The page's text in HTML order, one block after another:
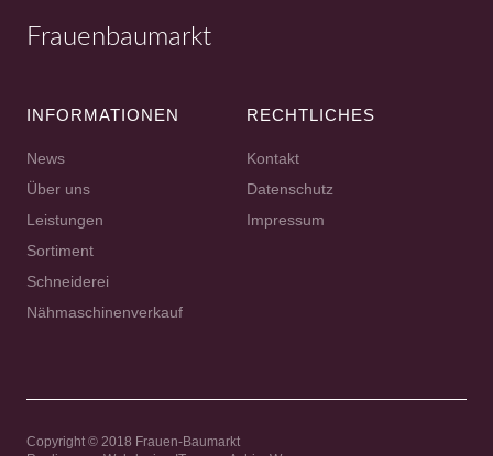
Frauenbaumarkt
INFORMATIONEN
News
Über uns
Leistungen
Sortiment
Schneiderei
Nähmaschinenverkauf
RECHTLICHES
Kontakt
Datenschutz
Impressum
Copyright © 2018 Frauen-Baumarkt